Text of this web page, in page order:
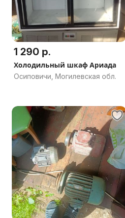
1 290 р.
Холодильный шкаф Ариада
Осиповичи, Могилевская обл.